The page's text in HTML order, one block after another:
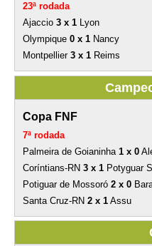
23ª rodada
Ajaccio 3 x 1Lyon
Olympique 0 x 1Nancy
Montpellier 3 x 1Reims
Copa FNF
7ª rodada
Palmeira de Goianinha 1 x 0
Coríntians-RN 3 x 1 Potyguar
Potiguar de Mossoró 2 x 0
Santa Cruz-RN 2 x 1Assu